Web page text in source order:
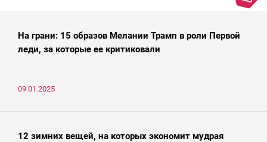
На грани: 15 образов Мелании Трамп в роли Первой
леди, за которые ее критиковали
09.01.2025
12 зимних вещей, на которых экономит мудрая